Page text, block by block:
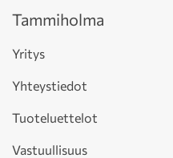
Tammiholma
Yritys
Yhteystiedot
Tuoteluettelot
Vastuullisuus